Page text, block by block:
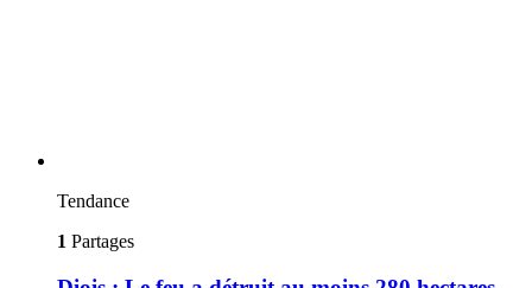
Tendance
1 Partages